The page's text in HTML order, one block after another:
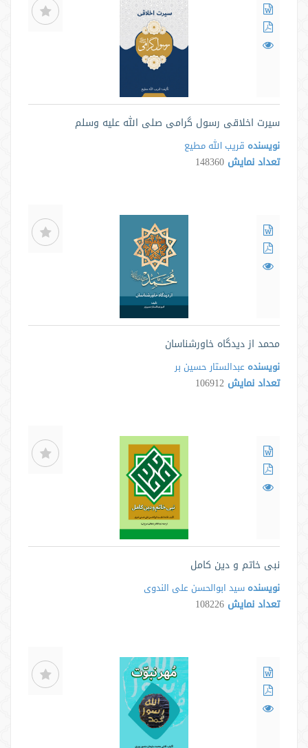
سیرت اخلاقی رسول گرامی صلی الله علیه وسلم
نویسنده قریب الله مطیع
تعداد نمایش 148360
محمد از دیدگاه خاورشناسان
نویسنده عبدالستار حسین بر
تعداد نمایش 106912
نبی خاتم و دین کامل
نویسنده سید ابوالحسن علی الندوی
تعداد نمایش 108226